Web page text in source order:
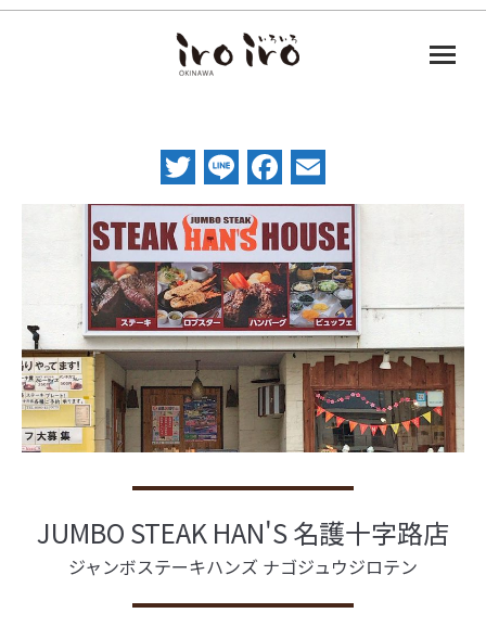
Twitter
LineFacebook
JUMBO STEAK HAN'S 名護十字路店
ジャンボステーキハンズ ナゴジュウジロテン